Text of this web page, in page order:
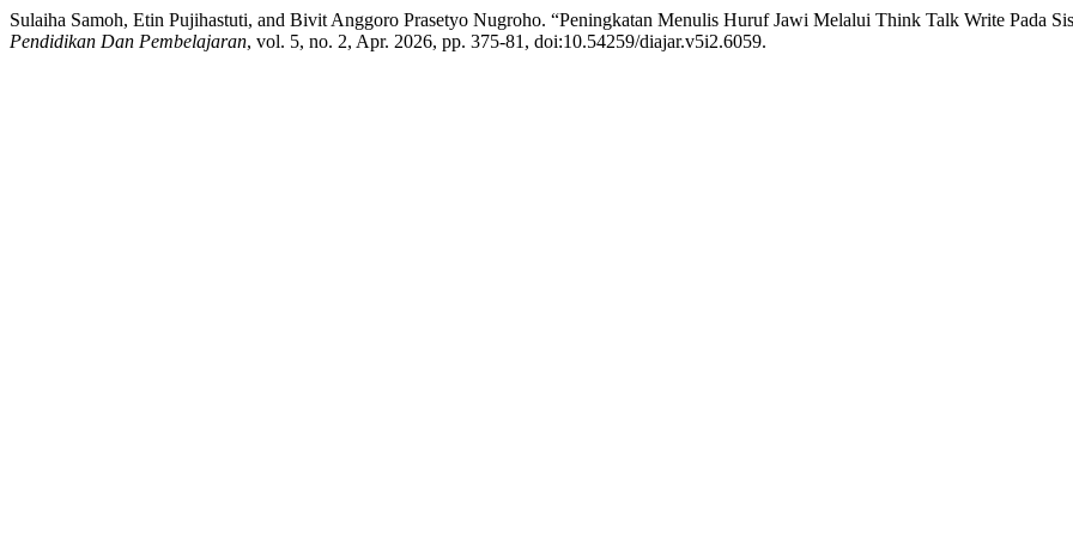
Sulaiha Samoh, Etin Pujihastuti, and Bivit Anggoro Prasetyo Nugroho. “Peningkatan Menulis Huruf Jawi Melalui Think Talk Write Pada
Pendidikan Dan Pembelajaran, vol. 5, no. 2, Apr. 2026, pp. 375-81, doi:10.54259/diajar.v5i2.6059.